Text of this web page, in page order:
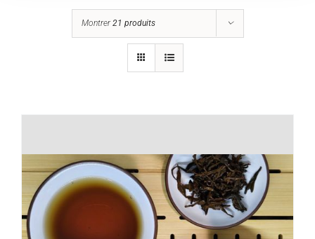
Montrer21 produits